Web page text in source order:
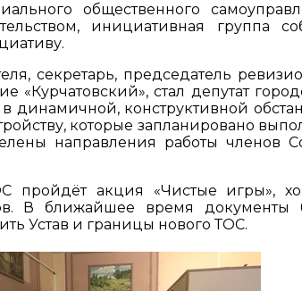
общественного
инициативная группа
секретарь, председатель
стал депутат
конструктивной
которые запланировано
направления работы членов
пройдёт акция «Чистые игры»,
В ближайшее время документы
Устав и границы нового ТОС.